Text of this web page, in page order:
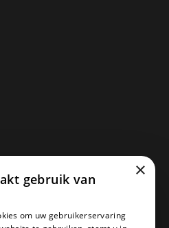
×
gebruik van
om uw gebruikerservaring